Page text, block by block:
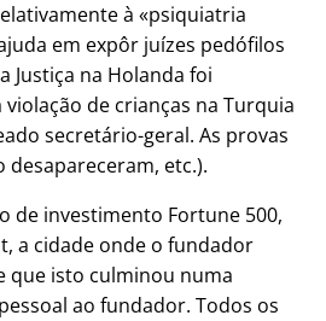
à
psiquiatria
em expôr juízes pedófilos
Justiça na Holanda foi
de crianças na Turquia
secretário-geral. As provas
desapareceram, etc.).
de investimento Fortune 500,
a cidade onde o fundador
que isto culminou numa
ao fundador. Todos os